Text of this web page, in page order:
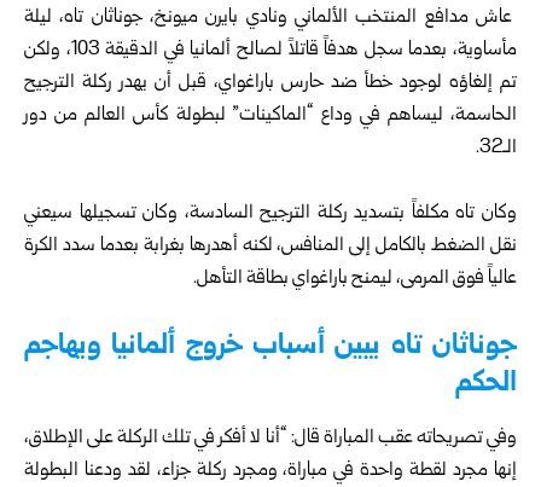
عاش مدافع المنتخب الألماني ونادي بايرن ميونخ، جوناثان تاه، ليلة
مأساوية، بعدما سجل هدفاً قاتلاً لصالح ألمانيا في الدقيقة 103، ولكن
تم إلغاؤه لوجود خطأ ضد حارس باراغواي، قبل أن يهدر ركلة الترجيح
الحاسمة، ليساهم في وداع “الماكينات” لبطولة كأس العالم من دور
الـ32.
وكان تاه مكلفاً بتسديد ركلة الترجيح السادسة، وكان تسجيلها سيعني
نقل الضغط بالكامل إلى المنافس، لكنه أهدرها بغرابة بعدما سدد الكرة
عالياً فوق المرمى، ليمنح باراغواي بطاقة التأهل.
جوناثان تاه يبين أسباب خروج ألمانيا ويهاجم
الحكم
وفي تصريحاته عقب المباراة قال: “أنا لا أفكر في تلك الركلة على الإطلاق،
إنها مجرد لقطة واحدة في مباراة، ومجرد ركلة جزاء، لقد ودعنا البطولة